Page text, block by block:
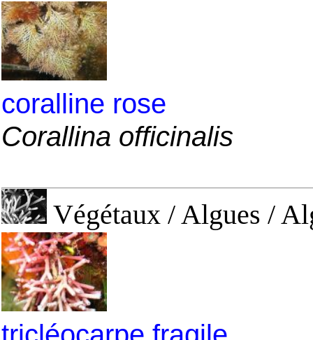
coralline rose
Corallina officinalis
Végétaux / Algues /